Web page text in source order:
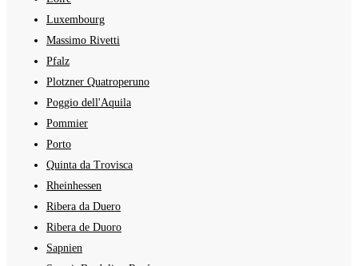
Luxembourg
Massimo Rivetti
Pfalz
Plotzner Quatroperuno
Poggio dell'Aquila
Pommier
Porto
Quinta da Trovisca
Rheinhessen
Ribera da Duero
Ribera de Duoro
Sapnien